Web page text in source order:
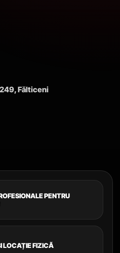
Fălticeni
PENTRU
LOCAȚIE FIZICĂ